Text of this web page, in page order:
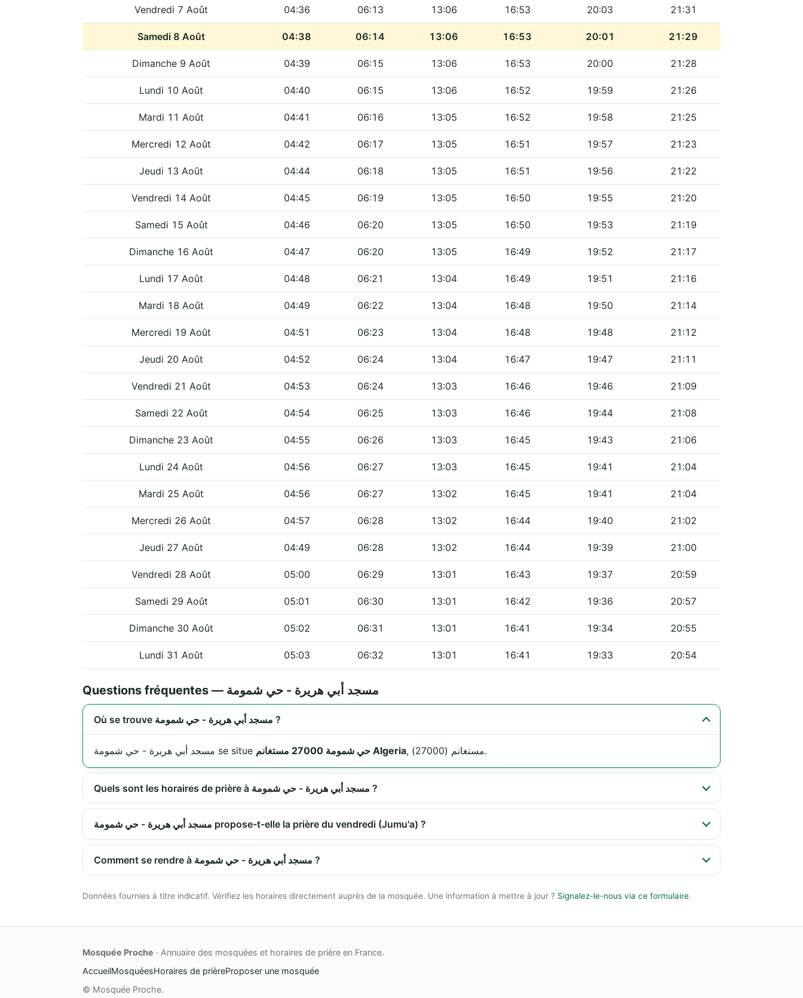
Vendredi 7 Août 04:36 06:13 13:06 16:53 20:03 21:31
Samedi 8 Août 04:38 06:14 13:06 16:53 20:01 21:29
Dimanche 9 Août 04:39 06:15 13:06 16:53 20:00 21:28
Lundi 10 Août 04:40 06:15 13:06 16:52 19:59 21:26
Mardi 11 Août 04:41 06:16 13:05 16:52 19:58 21:25
Mercredi 12 Août 04:42 06:17 13:05 16:51 19:57 21:23
Jeudi 13 Août 04:44 06:18 13:05 16:51 19:56 21:22
Vendredi 14 Août 04:45 06:19 13:05 16:50 19:55 21:20
Samedi 15 Août 04:46 06:20 13:05 16:50 19:53 21:19
Dimanche 16 Août 04:47 06:20 13:05 16:49 19:52 21:17
Lundi 17 Août 04:48 06:21 13:04 16:49 19:51 21:16
Mardi 18 Août 04:49 06:22 13:04 16:48 19:50 21:14
Mercredi 19 Août 04:51 06:23 13:04 16:48 19:48 21:12
Jeudi 20 Août 04:52 06:24 13:04 16:47 19:47 21:11
Vendredi 21 Août 04:53 06:24 13:03 16:46 19:46 21:09
Samedi 22 Août 04:54 06:25 13:03 16:46 19:44 21:08
Dimanche 23 Août 04:55 06:26 13:03 16:45 19:43 21:06
Lundi 24 Août 04:56 06:27 13:03 16:45 19:41 21:04
Mardi 25 Août 04:56 06:27 13:02 16:45 19:41 21:04
Mercredi 26 Août 04:57 06:28 13:02 16:44 19:40 21:02
Jeudi 27 Août 04:49 06:28 13:02 16:44 19:39 21:00
Vendredi 28 Août 05:00 06:29 13:01 16:43 19:37 20:59
Samedi 29 Août 05:01 06:30 13:01 16:42 19:36 20:57
Dimanche 30 Août 05:02 06:31 13:01 16:41 19:34 20:55
Lundi 31 Août 05:03 06:32 13:01 16:41 19:33 20:54
Questions fréquentes — مسجد أبي هريرة - حي شمومة
Où se trouve مسجد أبي هريرة - حي شمومة ?
مسجد أبي هريرة - حي شمومة se situe حي شمومة 27000 مستغانم Algeria , مستغانم (27000).
Quels sont les horaires de prière à مسجد أبي هريرة - حي شمومة ?
مسجد أبي هريرة - حي شمومة propose-t-elle la prière du vendredi (Jumu'a) ?
Comment se rendre à مسجد أبي هريرة - حي شمومة ?
Données fournies à titre indicatif. Vérifiez les horaires directement auprès de la mosquée. Une information à mettre à jour ? Signalez-le-nous via ce formulaire.
Mosquée Proche · Annuaire des mosquées et horaires de prière en France.
AccueilMosquéesHoraires de prièreProposer une mosquée
© Mosquée Proche.